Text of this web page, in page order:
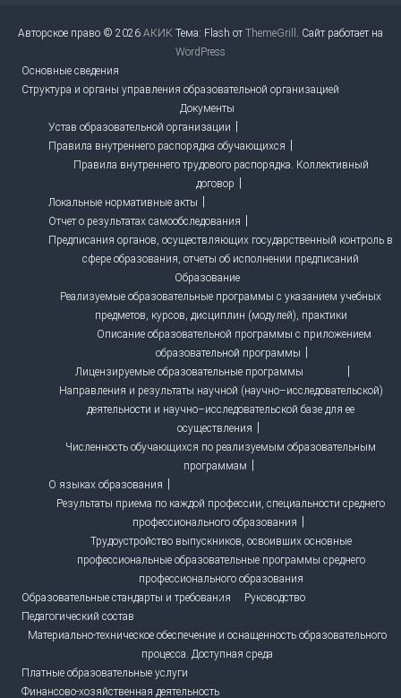
Авторское право © 2026 АКИК Тема: Flash отThemeGrill
. Сайт работает на
WordPress
Основные сведения
Структура и органы управления образовательной организацией
Документы
Устав образовательной организации
Правила внутреннего распорядка обучающихся
Правила внутреннего трудового распорядка. Коллективный
договор
Локальные нормативные акты
Отчет о результатах самообследования
Предписания органов, осуществляющих государственный контроль в
сфере образования, отчеты об исполнении предписаний
Образование
Реализуемые образовательные программы с указанием учебных
предметов, курсов, дисциплин (модулей), практики
Описание образовательной программы с приложением
образовательной программы
Лицензируемые образовательные программы
Направления и результаты научной (научно–исследовательской)
деятельности и научно–исследовательской базе для ее
осуществления
Численность обучающихся по реализуемым образовательным
программам
О языках образования
Результаты приема по каждой профессии, специальности среднего
профессионального образования
Трудоустройство выпускников, освоивших основные
профессиональные образовательные программы среднего
профессионального образования
Образовательные стандарты и требования
Руководство
Педагогический состав
Материально-техническое обеспечение и оснащенность образовательного
процесса. Доступная среда
Платные образовательные услуги
Финансово-хозяйственная деятельность